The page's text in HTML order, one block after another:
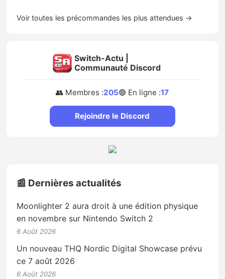
Voir toutes les précommandes les plus attendues →
Switch-Actu |
Communauté Discord
👥 Membres :205🟢 En ligne :17
Rejoindre le Discord
📰 Dernières actualités
Moonlighter 2 aura droit à une édition physique
en novembre sur Nintendo Switch 2
6 Août 2026
Un nouveau THQ Nordic Digital Showcase prévu
ce 7 août 2026
6 Août 2026